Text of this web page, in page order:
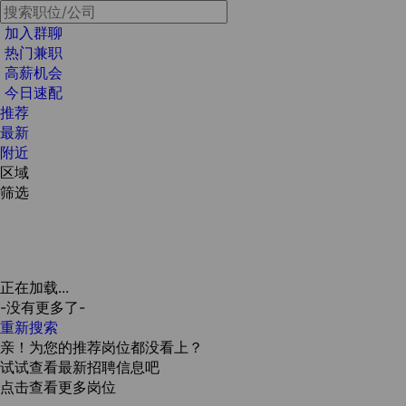
加入群聊
热门兼职
高薪机会
今日速配
推荐
最新
附近
区域
筛选
正在加载...
-没有更多了-
重新搜索
亲！为您的推荐岗位都没看上？
试试查看最新招聘信息吧
点击查看更多岗位